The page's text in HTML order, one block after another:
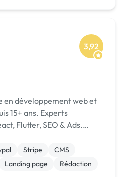
3,92
en développement web et
ans. Experts
Flutter, SEO & Ads.
Stripe
CMS
Landing page
Rédaction